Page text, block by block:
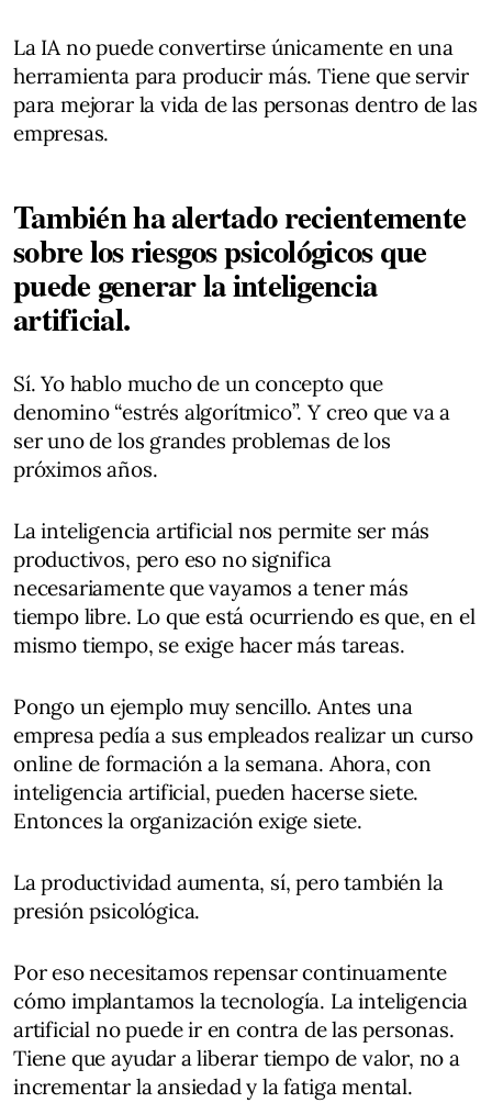
La IA no puede convertirse únicamente en una
herramienta para producir más. Tiene que servir
para mejorar la vida de las personas dentro de las
empresas.
También ha alertado recientemente
sobre los riesgos psicológicos que
puede generar la inteligencia
artificial.
Sí. Yo hablo mucho de un concepto que
denomino “estrés algorítmico”. Y creo que va a
ser uno de los grandes problemas de los
próximos años.
La inteligencia artificial nos permite ser más
productivos, pero eso no significa
necesariamente que vayamos a tener más
tiempo libre. Lo que está ocurriendo es que, en el
mismo tiempo, se exige hacer más tareas.
Pongo un ejemplo muy sencillo. Antes una
empresa pedía a sus empleados realizar un curso
online de formación a la semana. Ahora, con
inteligencia artificial, pueden hacerse siete.
Entonces la organización exige siete.
La productividad aumenta, sí, pero también la
presión psicológica.
Por eso necesitamos repensar continuamente
cómo implantamos la tecnología. La inteligencia
artificial no puede ir en contra de las personas.
Tiene que ayudar a liberar tiempo de valor, no a
incrementar la ansiedad y la fatiga mental.